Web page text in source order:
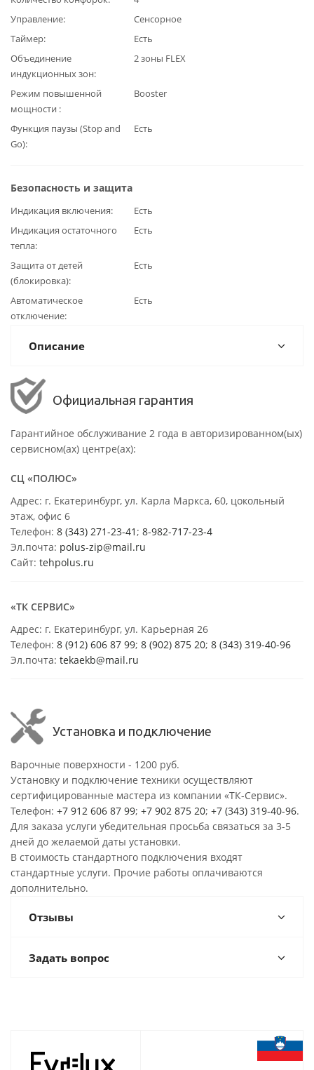
Управление
Сенсорное
Таймер
Есть
Объединение
индукционных зон
2 зоны FLEX
Режим повышенной
мощности
Booster
Функция паузы (Stop and
Go)
Есть
Безопасность и защита
Индикация включения
Есть
Индикация остаточного
тепла
Есть
Защита от детей
(блокировка)
Есть
Автоматическое
отключение
Есть
Описание
Официальная гарантия
Гарантийное обслуживание 2 года в авторизированном(ых)
сервисном(ах) центре(ах):
СЦ «ПОЛЮС»
Адрес: г. Екатеринбург, ул. Карла Маркса, 60, цокольный
этаж, офис 6
Телефон: 8 (343) 271-23-41 ; 8-982-717-23-4
Эл.почта: polus-zip@mail.ru
Сайт: tehpolus.ru
«ТК СЕРВИС»
Адрес: г. Екатеринбург, ул. Карьерная 26
Телефон: 8 (912) 606 87 99; 8 (902) 875 20; 8 (343) 319-40-96
Эл.почта: tekaekb@mail.ru
Установка и подключение
Варочные поверхности - 1200 руб.
Установку и подключение техники осуществляют
сертифицированные мастера из компании «ТК-Сервис».
Телефон: +7 912 606 87 99; +7 902 875 20; +7 (343) 319-40-96.
Для заказа услуги убедительная просьба связаться за 3-5
дней до желаемой даты установки.
В стоимость стандартного подключения входят
стандартные услуги. Прочие работы оплачиваются
дополнительно.
Отзывы
Задать вопрос